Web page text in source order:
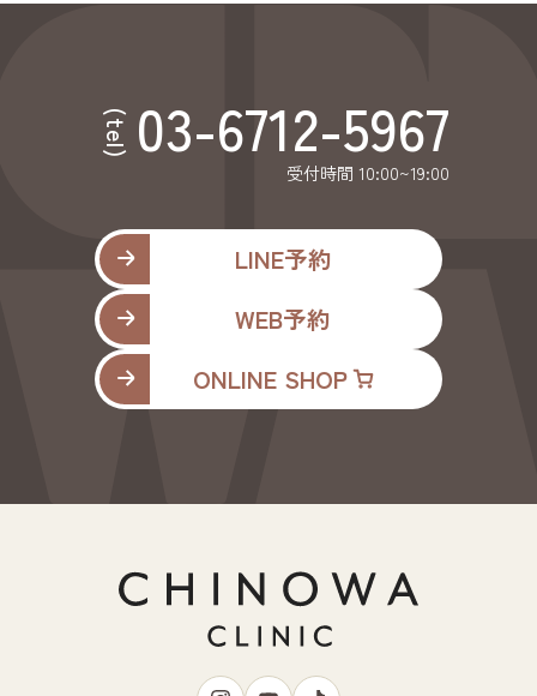
(tel) 03-6712-5967
受付時間 10:00~19:00
LINE予約
WEB予約
ONLINE SHOP